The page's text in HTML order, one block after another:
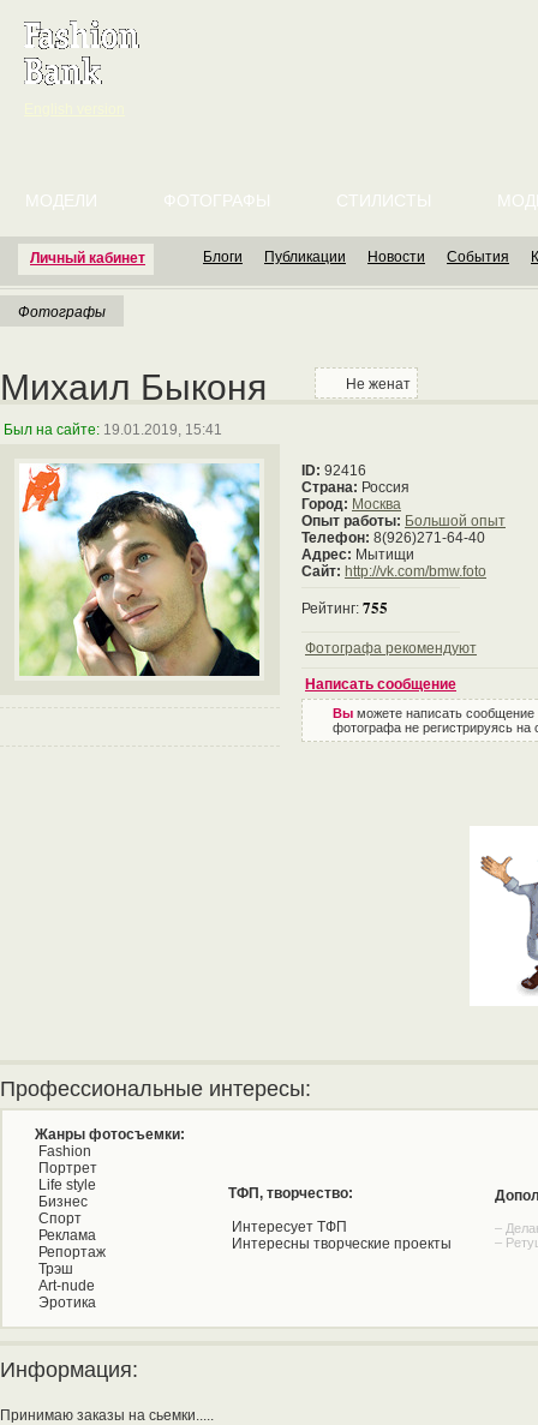
Личный кабинет
МОДЕЛИ ФОТОГРАФЫ СТИЛИСТЫ
Блоги Публикации Новости События
Фотографы
Михаил Быконя Не женат
Был на сайте: 19.01.2019, 15:41
ID: 92416
Страна: Россия
Город: Москва
Опыт работы: Большой опыт
Телефон: 8(926)271-64-40
Адрес: Мытищи
Сайт: http://vk.com/bmw.foto
Рейтинг: 755
Фотографа рекомендуют
Написать сообщение
Вы можете написать сообщение
фотографа не регистрируясь на
Профессиональные интересы:
Жанры фотосъемки:
Fashion
Портрет
Life style
Бизнес
Спорт
Реклама
Репортаж
Трэш
Art-nude
Эротика
ТФП, творчество:
Интересует ТФП
Интересны творческие проекты
–
–
Информация:
Принимаю заказы на сьемки.....